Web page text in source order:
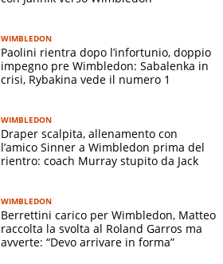
WIMBLEDON
Paolini rientra dopo l’infortunio, doppio
impegno pre Wimbledon: Sabalenka in
crisi, Rybakina vede il numero 1
WIMBLEDON
Draper scalpita, allenamento con
l’amico Sinner a Wimbledon prima del
rientro: coach Murray stupito da Jack
WIMBLEDON
Berrettini carico per Wimbledon, Matteo
raccolta la svolta al Roland Garros ma
avverte: “Devo arrivare in forma”